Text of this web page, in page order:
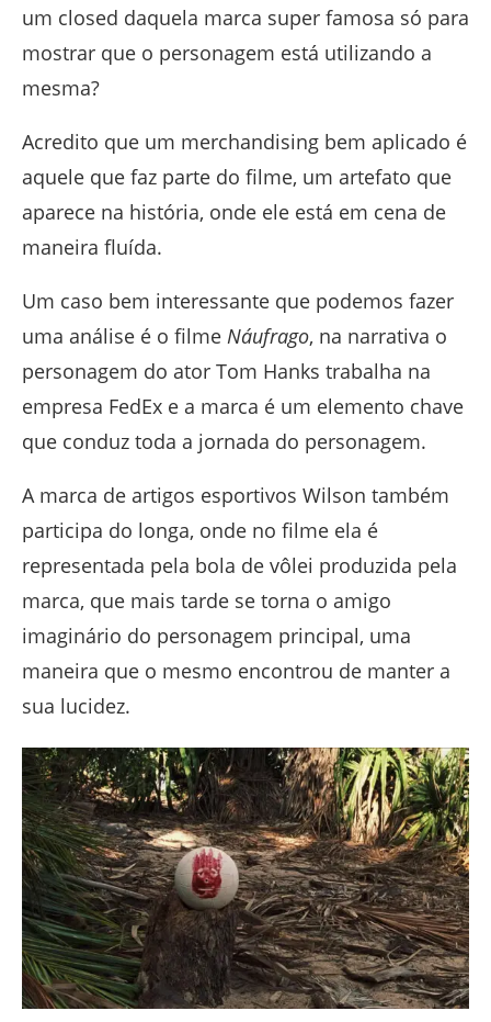
um closed daquela marca super famosa só para
mostrar que o personagem está utilizando a
mesma?
Acredito que um merchandising bem aplicado é
aquele que faz parte do filme, um artefato que
aparece na história, onde ele está em cena de
maneira fluída.
Um caso bem interessante que podemos fazer
uma análise é o filme Náufrago, na narrativa o
personagem do ator Tom Hanks trabalha na
empresa FedEx e a marca é um elemento chave
que conduz toda a jornada do personagem.
A marca de artigos esportivos Wilson também
participa do longa, onde no filme ela é
representada pela bola de vôlei produzida pela
marca, que mais tarde se torna o amigo
imaginário do personagem principal, uma
maneira que o mesmo encontrou de manter a
sua lucidez.